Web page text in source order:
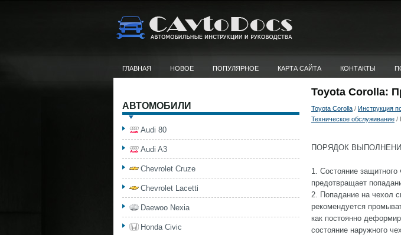
ГЛАВНАЯ НОВОЕ ПОПУЛЯРНОЕ КАРТА САЙТА КОНТАКТЫ
Toyota Corolla:
Toyota Corolla / Инструкция
Техническое обслуживание /
ПОРЯДОК
1. Состояние
предотвращает
2. Попадание на чехол
рекомендуется
как постоянно
состояние наружного
АВТОМОБИЛИ
Audi 80
Audi A3
Chevrolet Cruze
Chevrolet Lacetti
Daewoo Nexia
Honda Civic